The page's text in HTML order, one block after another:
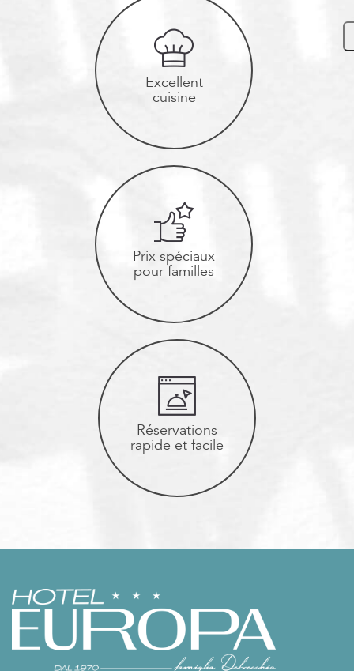
Excellent
cuisine
Prix spéciaux
pour familles
Réservations
rapide et facile